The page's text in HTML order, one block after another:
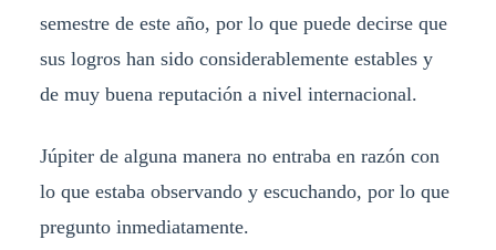
semestre de este año, por lo que puede decirse que
sus logros han sido considerablemente estables y
de muy buena reputación a nivel internacional.
Júpiter de alguna manera no entraba en razón con
lo que estaba observando y escuchando, por lo que
pregunto inmediatamente.